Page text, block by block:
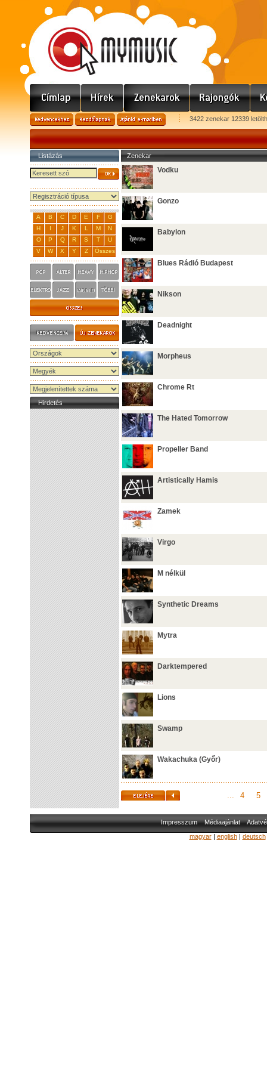
3422 zenekar 12339
Listázás
A B C D E F
G
H
I J K L M
N
O
P Q R S T
U
V
W X Y Z Összes
Hirdetés
Zenekar
Vodku
Gonzo
Babylon
Blues Rádió Budapest
Nikson
Deadnight
Morpheus
Chrome Rt
The Hated Tomorrow
Propeller Band
Artistically Hamis
Zamek
Virgo
M nélkül
Synthetic Dreams
Mytra
Darktempered
Lions
Swamp
Wakachuka (Győr)
... 4 5
Impresszum Médiaajánlat
magyar| english| deutsch